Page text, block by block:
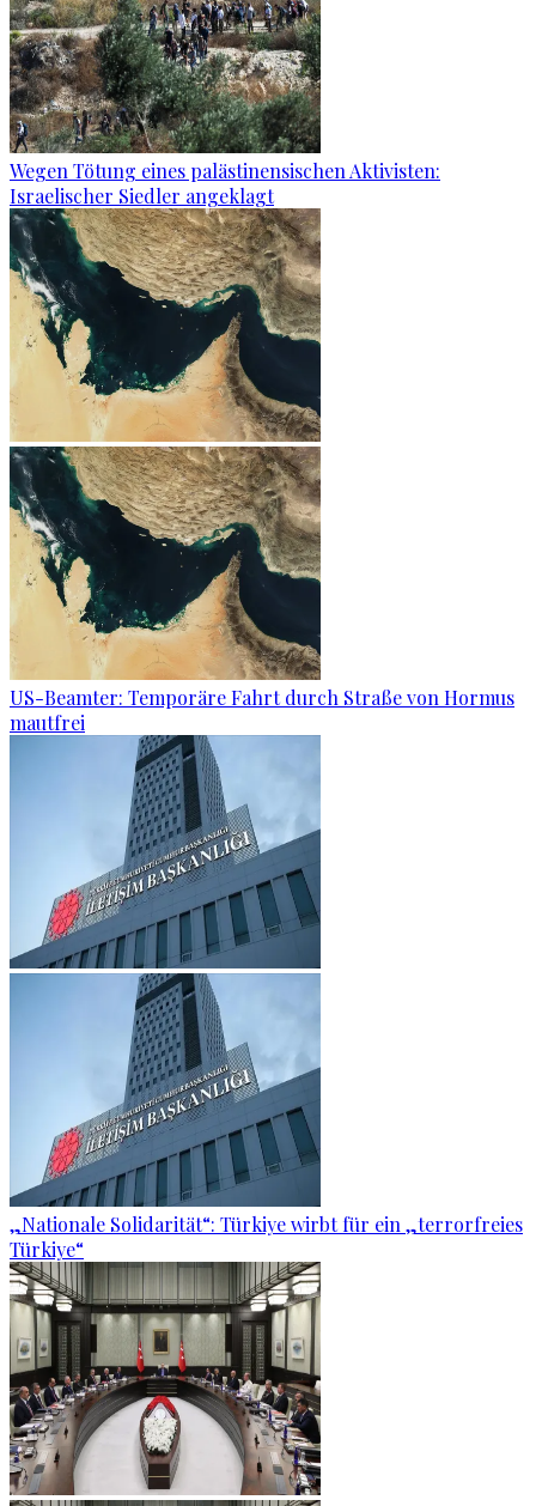
Wegen Tötung eines palästinensischen Aktivisten:
Israelischer Siedler angeklagt
US-Beamter: Temporäre Fahrt durch Straße von Hormus
mautfrei
„Nationale Solidarität“: Türkiye wirbt für ein „terrorfreies
Türkiye“